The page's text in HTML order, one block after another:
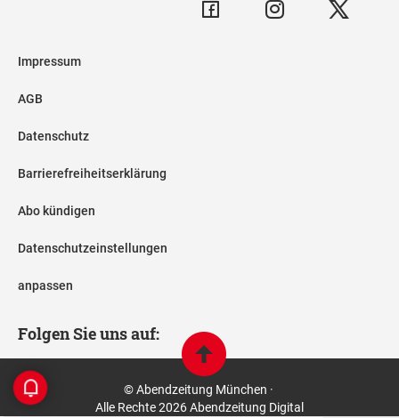
Impressum
AGB
Datenschutz
Barrierefreiheitserklärung
Abo kündigen
Datenschutzeinstellungen
anpassen
Folgen Sie uns auf:
© Abendzeitung München ·
Alle Rechte 2026 Abendzeitung Digital